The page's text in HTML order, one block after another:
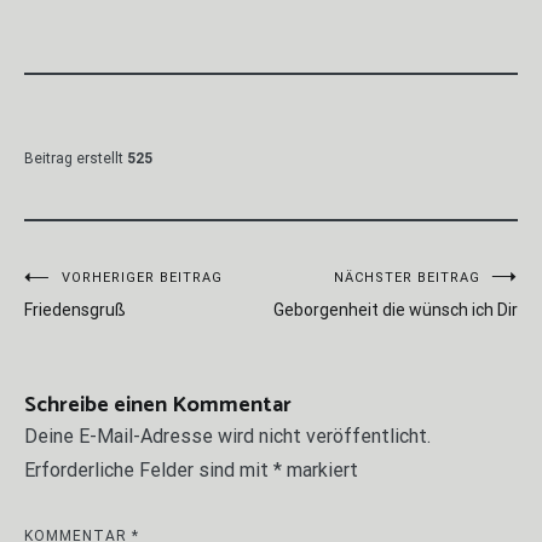
Beitrag erstellt 525
Beitragsnavigation
VORHERIGER BEITRAG
Friedensgruß
NÄCHSTER BEITRAG
Geborgenheit die wünsch ich Dir
Schreibe einen Kommentar
Deine E-Mail-Adresse wird nicht veröffentlicht.
Erforderliche Felder sind mit * markiert
KOMMENTAR *